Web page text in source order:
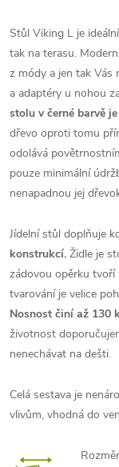
Stůl Viking L je
tak na terasu.
z módy a jen tak Vás
a adaptéry u nohou
stolu v černé barvě
dřevo oproti tomu
odolává
pouze minimální
nenapadnou jej
Jídelní stůl doplňuje
konstrukcí. Židle je
zádovou opěrku
tvarování je velice
Nosnost činí až 130
životnost
nenechávat na dešti.
Celá sestava je
vlivům, vhodná do